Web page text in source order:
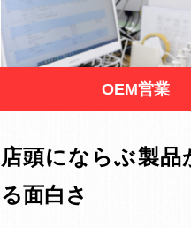
OEM営業
店頭にならぶ製
る面白さ